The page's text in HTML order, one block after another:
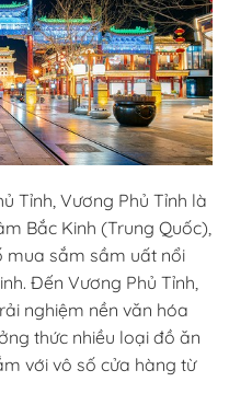
Tỉnh, Vương Phủ Tỉnh là
Bắc Kinh (Trung Quốc),
mua sắm sầm uất nổi
Đến Vương Phủ Tỉnh,
nghiệm nền văn hóa
thức nhiều loại đồ ăn
với vô số cửa hàng từ